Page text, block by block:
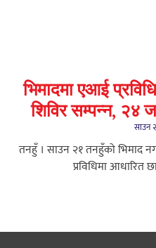
भिमादमा एआई
शिविर सम्पन्न, २४
साउन
तनहुँ । साउन २१ तनहुँको भिमाद
प्रविधिमा आधारित